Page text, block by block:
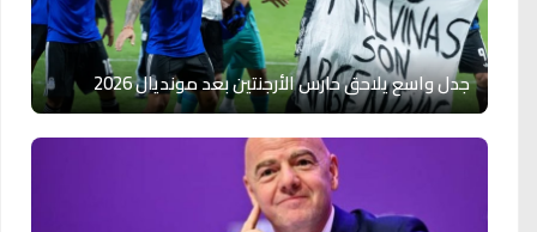
جدل واسع يلاحق حارس الأرجنتين بعد مونديال 2026